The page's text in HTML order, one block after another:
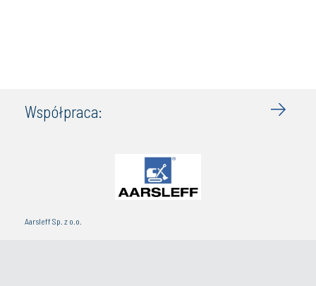
Współpraca:
Aarsleff Sp. z o.o.